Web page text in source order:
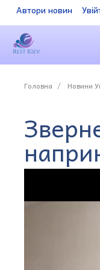
Автори новин
Головна Новини